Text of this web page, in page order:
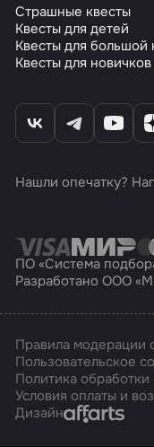
Страшные квесты
Квесты для детей
Квесты для большой
Квесты для новичков
Нашли опечатку?
ПО «Система
Разработано ООО
Правила модерации
Пользовательское
Политика
Условия оплаты и
ДизайнAffarts